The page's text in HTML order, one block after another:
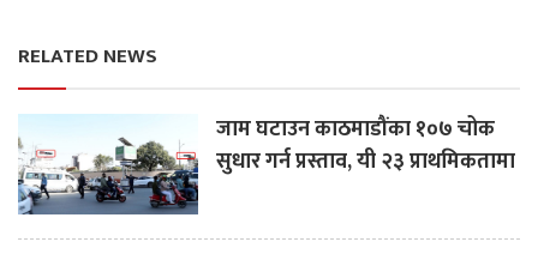
RELATED NEWS
जाम घटाउन काठमाडौंका १०७ चोक
सुधार गर्न प्रस्ताव, यी २३ प्राथमिकतामा